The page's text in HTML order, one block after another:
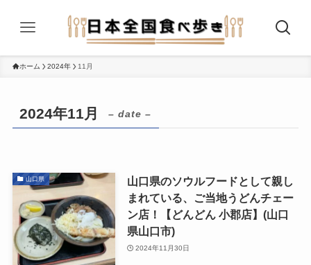
ホーム 2024年 11月
2024年11月 – date –
山口県
山口県のソウルフードとして親し
まれている、ご当地うどんチェー
ン店！【どんどん 小郡店】(山口
県山口市)
2024年11月30日